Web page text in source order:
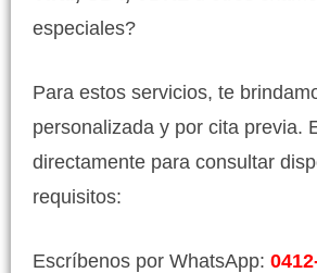
especiales?
Para estos servicios, te
personalizada y por cita previa.
directamente para consultar
requisitos:
Escríbenos por WhatsApp: